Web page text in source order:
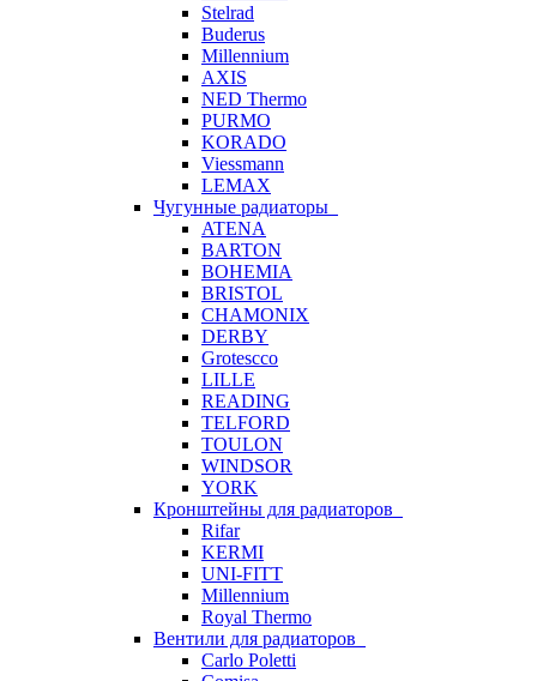
Stelrad
Buderus
Millennium
AXIS
NED Thermo
PURMO
KORADO
Viessmann
LEMAX
Чугунные радиаторы
ATENA
BARTON
BOHEMIA
BRISTOL
CHAMONIX
DERBY
Grotescco
LILLE
READING
TELFORD
TOULON
WINDSOR
YORK
Кронштейны для радиаторов
Rifar
KERMI
UNI-FITT
Millennium
Royal Thermo
Вентили для радиаторов
Carlo Poletti